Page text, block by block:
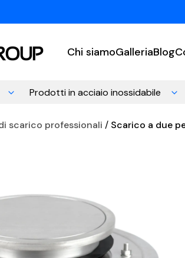
Chi siamoGalleriaBlog
Prodotti in acciaio inossidabile
scarico professionali Scarico a due